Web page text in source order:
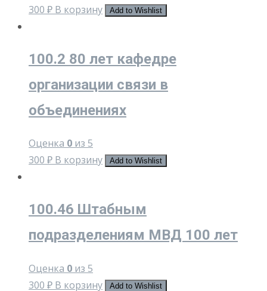
300 ₽ В корзину Add to Wishlist
100.2 80 лет кафедре
организации связи в
объединениях
Оценка 0 из 5
300 ₽ В корзину Add to Wishlist
100.46 Штабным
подразделениям МВД 100 лет
Оценка 0 из 5
300 ₽ В корзину Add to Wishlist